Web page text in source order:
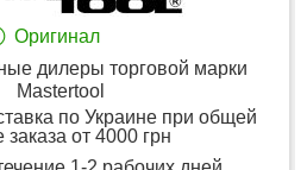
Оригинал
дилеры торговой марки
Mastertool
по Украине при общей
от 4000 грн